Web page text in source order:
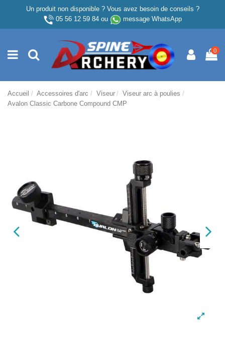
Un produit non disponible ? Vous avez besoin de conseils ?
05 56 12 59 84ou message WhatsApp
0
Accueil Accessoires d'arc Viseur
Viseur arc à poulies
Avalon Classic Carbone Compound CMP